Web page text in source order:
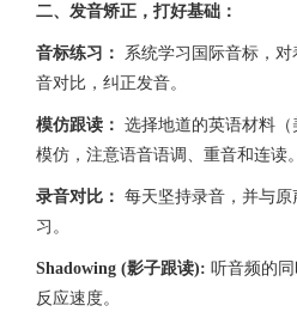
二、发音矫正，打好基础：
音标练习：
系统学习国际音标，
音对比，纠正发音。
模仿跟读： 选择地道的英语材料
模仿，注意语音语调、重音和连读。
录音对比： 每天坚持录音，并与
习。
Shadowing (影子跟读): 听音频的
反应速度。